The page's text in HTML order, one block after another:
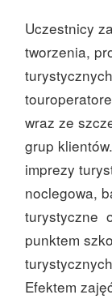
Uczestnicy
tworzenia,
wraz ze
grup
imprezy
noclegowa,
turystyczne
punktem
Efektem